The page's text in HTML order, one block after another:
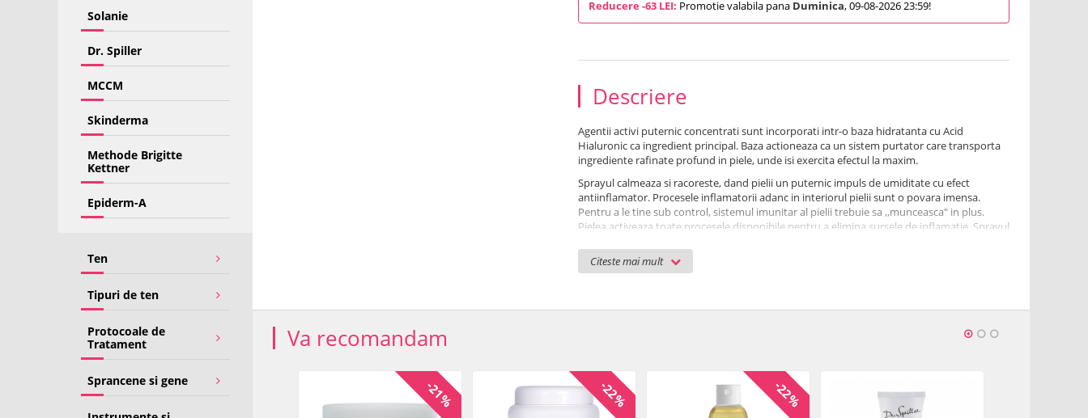
Solanie
Dr. Spiller
MCCM
Skinderma
Methode Brigitte
Kettner
Epiderm-A
Ten
Tipuri de ten
Protocoale de
Tratament
Sprancene si gene
Reducere -63 LEI: Promotie valabila pana Duminica, 09-08-2026 23:59!
Descriere
Citeste mai mult
Agentii activi puternic concentrati sunt incorporati intr-o baza hidratanta cu Acid
Hialuronic ca ingredient principal. Baza actioneaza ca un sistem purtator care transporta
ingrediente rafinate profund in piele, unde isi exercita efectul la maxim.
Sprayul calmeaza si racoreste, dand pielii un puternic impuls de umiditate cu efect
antiinflamator. Procesele inflamatorii adanc in interiorul pielii sunt o povara imensa.
Pentru a le tine sub control, sistemul imunitar al pielii trebuie sa ,,munceasca" in plus.
Pielea activeaza toate procesele disponibile pentru a elimina sursele de inflamatie. Sprayul
din exterior.
Ingrediente principale
pantenol
sporeste capacitatea de mentinere a nivelului optim de umiditate la nivelul
celulelor
revitalizeaza si reimprospateaza
Va recomandam
-20% -21% -22% -22%